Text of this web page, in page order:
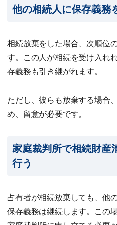
他の相続人に保存義務
相続放棄をした場合、次順位
す。この人が相続を受け入れ
存義務も引き継がれます。
ただし、彼らも放棄する場合
め、留意が必要です。
家庭裁判所で相続財産
行う
占有者が相続放棄しても、他
保存義務は継続します。この